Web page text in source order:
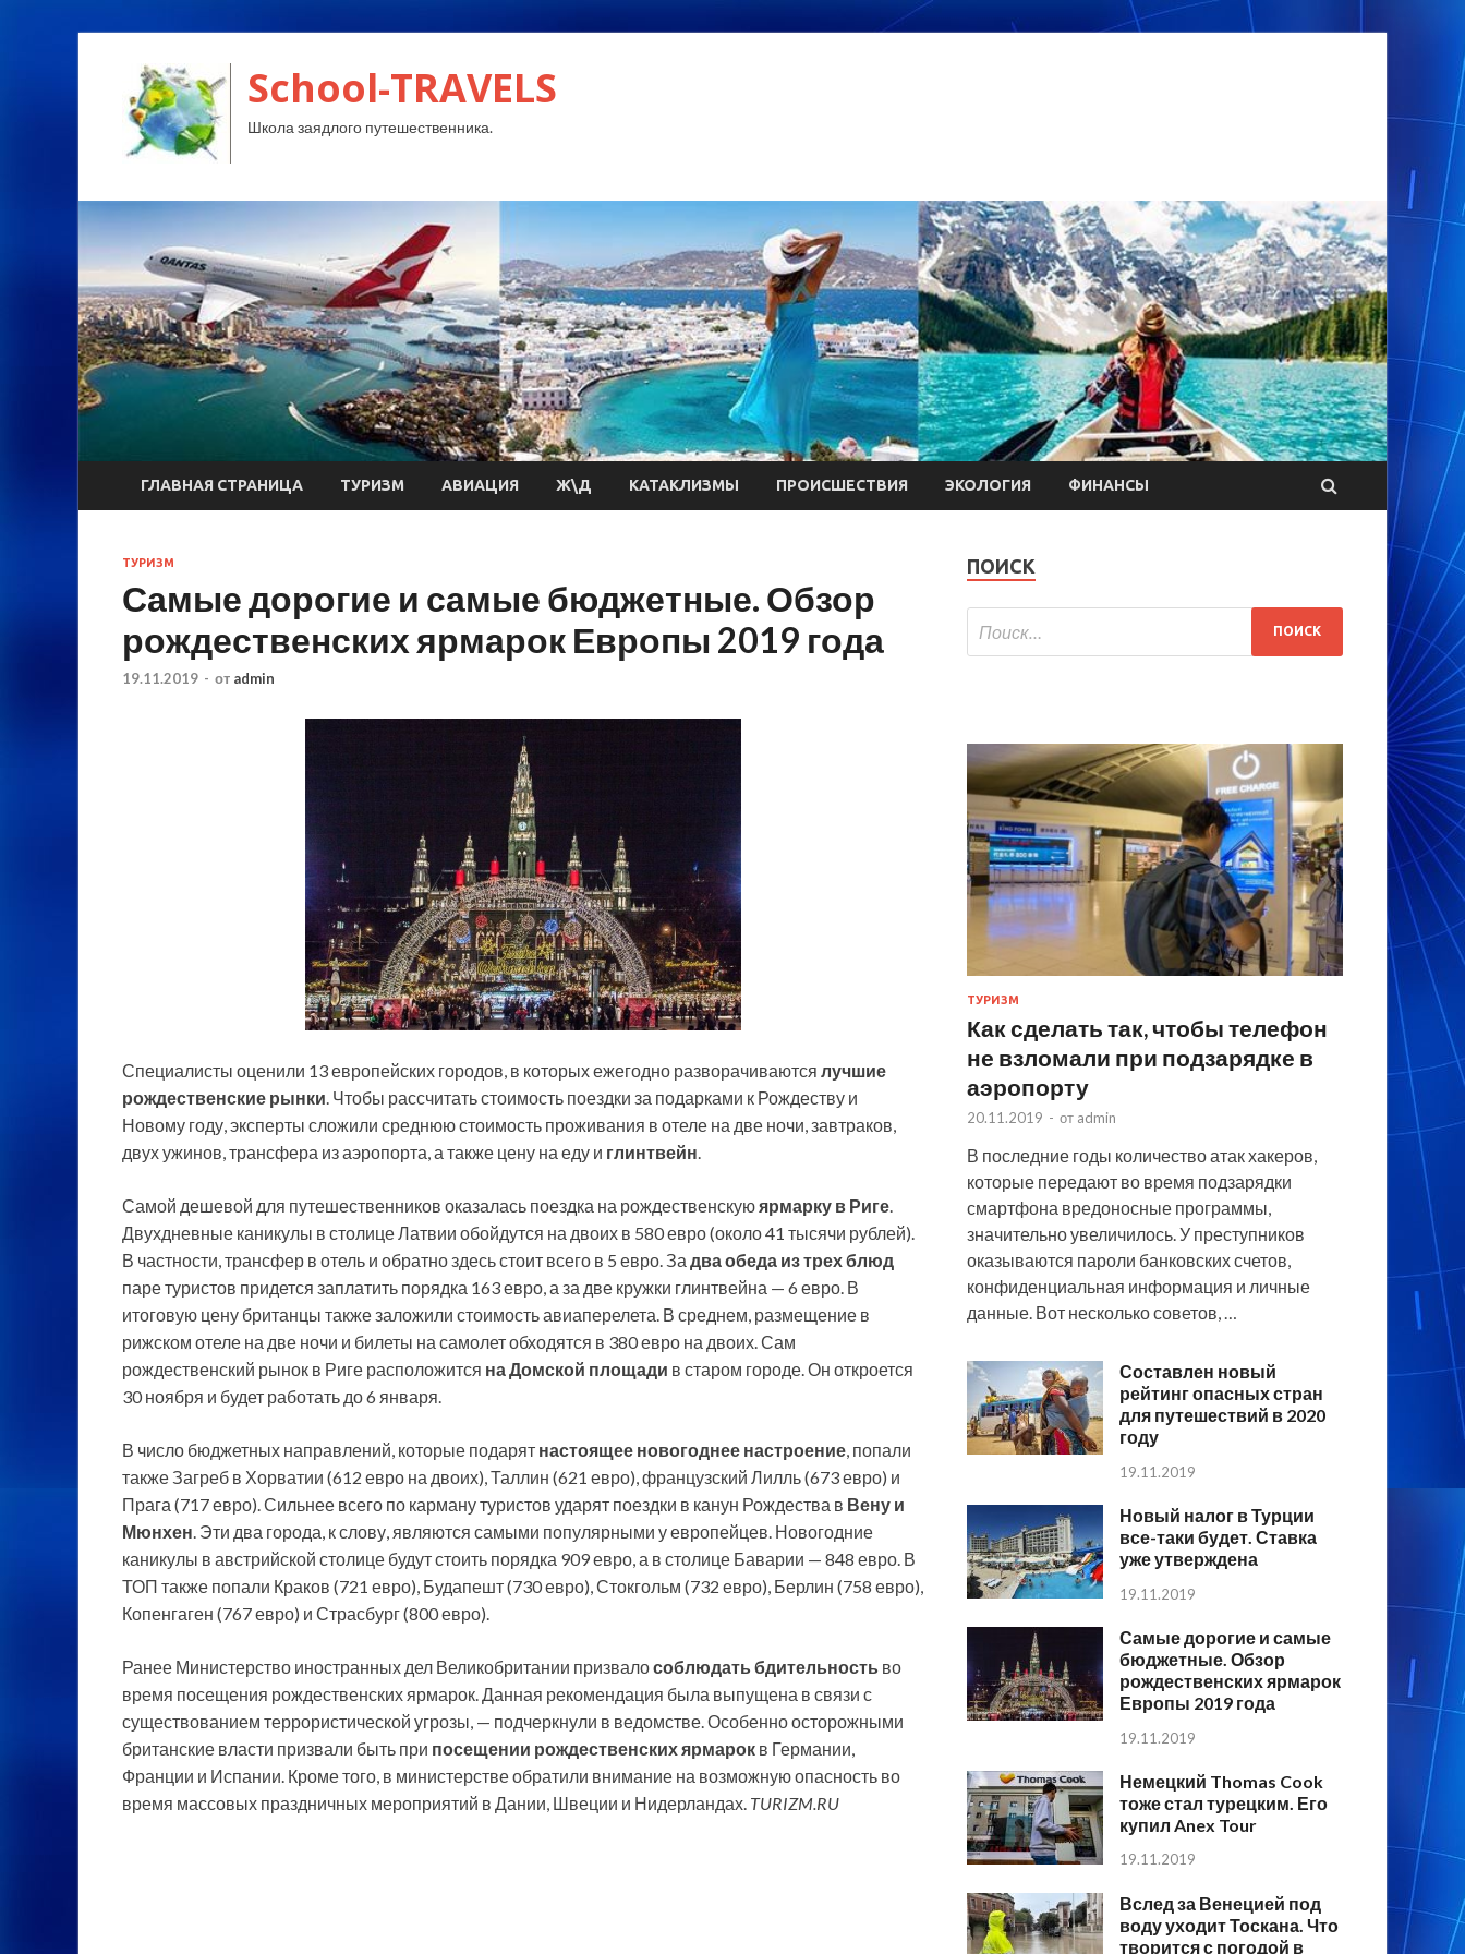
School-TRAVELS
Школа заядлого путешественника.
ГЛАВНАЯ СТРАНИЦА ТУРИЗМ АВИАЦИЯ Ж\Д КАТАКЛИЗМЫ ПРОИСШЕСТВИЯ ЭКОЛОГИЯ ФИНАНСЫ
ТУРИЗМ
Самые дорогие и самые бюджетные. Обзор
рождественских ярмарок Европы 2019 года
19.11.2019 - от admin
Специалисты оценили 13 европейских городов, в которых ежегодно разворачиваются лучшие
рождественские рынки. Чтобы рассчитать стоимость поездки за подарками к Рождеству и
Новому году, эксперты сложили среднюю стоимость проживания в отеле на две ночи, завтраков,
двухужинов, трансфера из аэропорта, а также цену на еду и глинтвейн.
Самой дешевой для путешественников оказалась поездка на рождественскуюярмарку в Риге.
Двухдневные каникулы в столице Латвии обойдутся на двоих в 580 евро (около 41 тысячи рублей).
В частности, трансфер в отель и обратно здесь стоит всего в 5 евро. За два обеда из трех блюд
паре туристов придется заплатить порядка 163 евро, а за две кружки глинтвейна — 6 евро. В
итоговую цену британцы также заложили стоимость авиаперелета. В среднем, размещение в
рижском отеле на две ночи и билеты на самолет обходятся в 380 евро на двоих. Сам
рождественский рынок в Риге расположится на Домской площади в старом городе. Он откроется
30 ноября и будет работать до 6 января.
В число бюджетных направлений, которые подарят настоящее новогоднее настроение, попали
также Загреб в Хорватии (612 евро на двоих), Таллин (621 евро), французский Лилль (673 евро) и
Прага (717 евро). Сильнее всего по карману туристов ударят поездки в канун Рождества в Вену и
Мюнхен. Эти два города, к слову, являются самыми популярными у европейцев. Новогодние
каникулы в австрийской столице будут стоить порядка 909 евро, а в столице Баварии — 848 евро. В
ТОП также попали Краков (721 евро), Будапешт (730 евро), Стокгольм (732 евро), Берлин (758 евро),
Копенгаген (767 евро) и Страсбург (800 евро).
Ранее Министерство иностранных дел Великобритании призвалособлюдать бдительность во
время посещения рождественских ярмарок. Данная рекомендация была выпущена в связи с
существованием террористической угрозы, — подчеркнули в ведомстве. Особенно осторожными
британские власти призвали быть при посещении рождественских ярмарок в Германии,
Франции и Испании. Кроме того, в министерстве обратили внимание на возможную опасность во
время массовых праздничных мероприятий в Дании, Швеции и Нидерландах. TURIZM.RU
ПОИСК
ТУРИЗМ
Как сделать так, чтобы телефон
не взломали при подзарядке в
аэропорту
20.11.2019 - от admin
В последние годы количество атак хакеров,
которые передают во время подзарядки
смартфона вредоносные программы,
значительно увеличилось. У преступников
оказываются пароли банковских счетов,
конфиденциальная информация и личные
данные. Вот несколько советов, …
Составлен новый
рейтинг опасных стран
для путешествий в 2020
году
19.11.2019
Новый налог в Турции
все-таки будет. Ставка
уже утверждена
19.11.2019
Самые дорогие и самые
бюджетные. Обзор
рождественских ярмарок
Европы 2019 года
19.11.2019
Немецкий Thomas Cook
тоже стал турецким. Его
купил Anex Tour
19.11.2019
Вслед за Венецией под
воду уходит Тоскана. Что
творится с погодой в